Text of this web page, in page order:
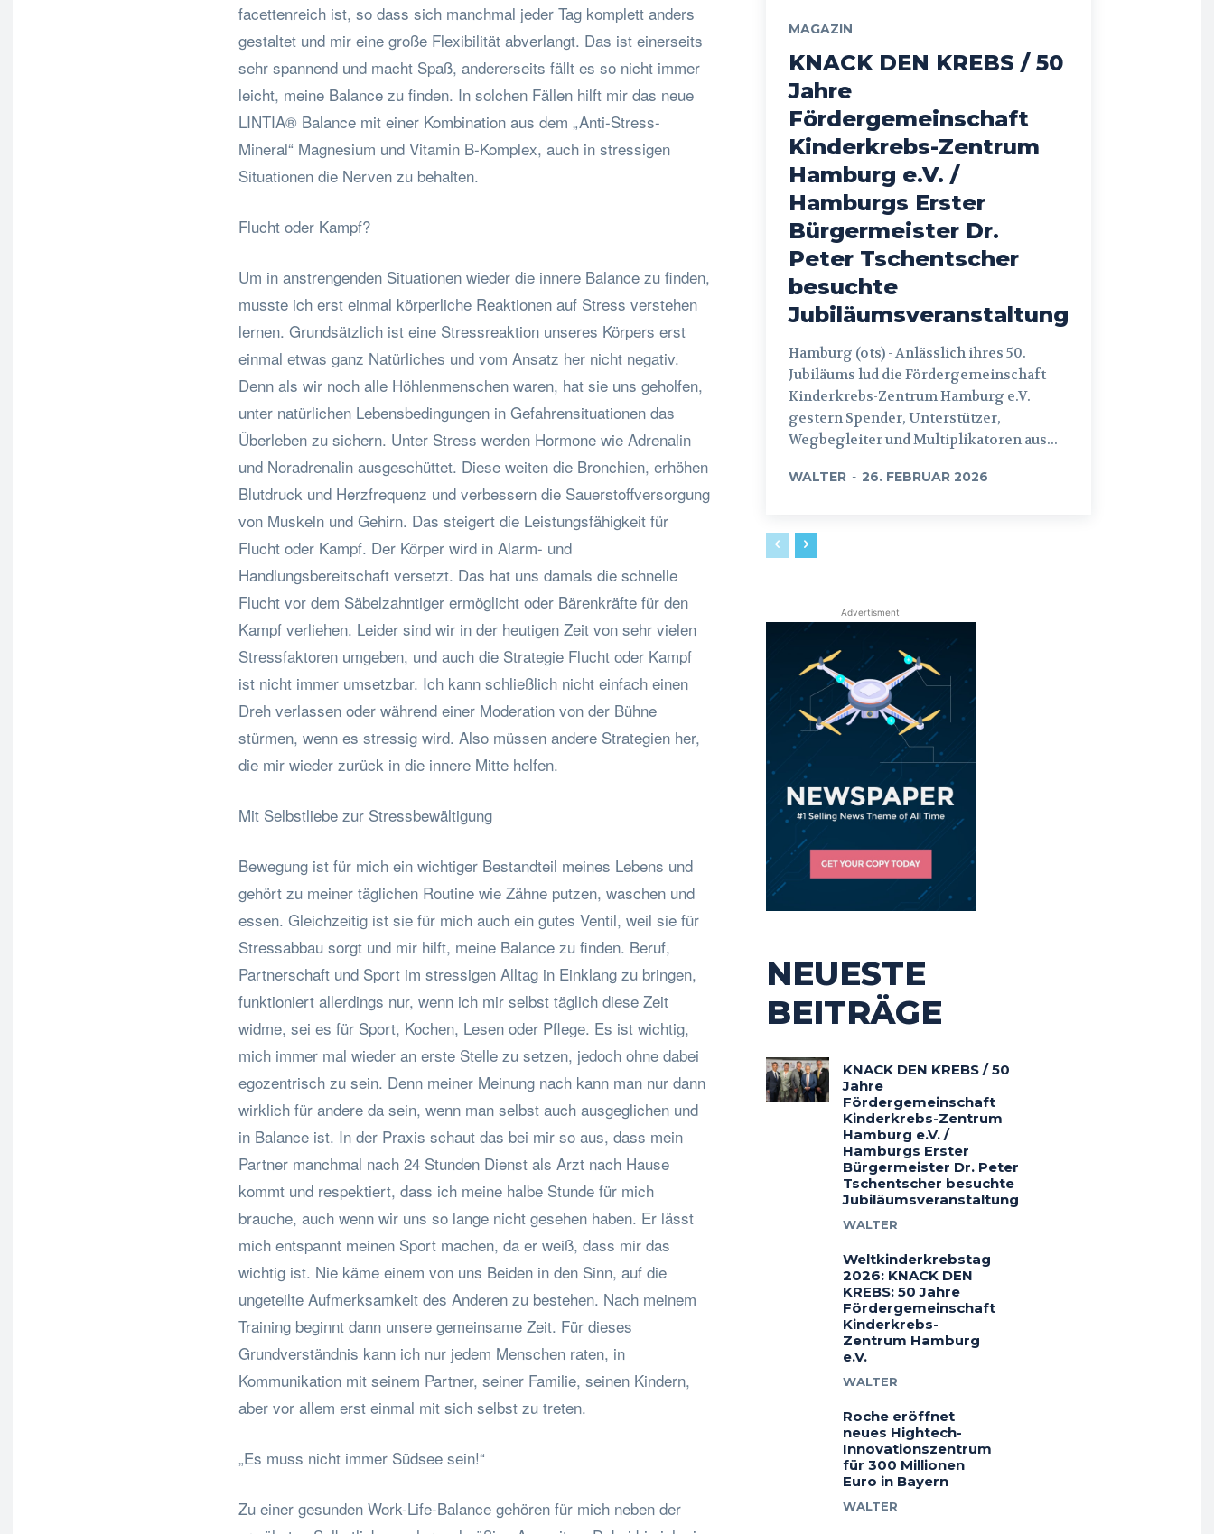
facettenreich ist, so dass sich manchmal jeder Tag komplett anders
gestaltet und mir eine große Flexibilität abverlangt. Das ist einerseits
sehr spannend und macht Spaß, andererseits fällt es so nicht immer
leicht, meine Balance zu finden. In solchen Fällen hilft mir das neue
LINTIA® Balance mit einer Kombination aus dem „Anti-Stress-
Mineral“ Magnesium und Vitamin B-Komplex, auch in stressigen
Situationen die Nerven zu behalten.
Flucht oder Kampf?
Um in anstrengenden Situationen wieder die innere Balance zu finden,
musste ich erst einmal körperliche Reaktionen auf Stress verstehen
lernen. Grundsätzlich ist eine Stressreaktion unseres Körpers erst
einmal etwas ganz Natürliches und vom Ansatz her nicht negativ.
Denn als wir noch alle Höhlenmenschen waren, hat sie uns geholfen,
unter natürlichen Lebensbedingungen in Gefahrensituationen das
Überleben zu sichern. Unter Stress werden Hormone wie Adrenalin
und Noradrenalin ausgeschüttet. Diese weiten die Bronchien, erhöhen
Blutdruck und Herzfrequenz und verbessern die Sauerstoffversorgung
von Muskeln und Gehirn. Das steigert die Leistungsfähigkeit für
Flucht oder Kampf. Der Körper wird in Alarm- und
Handlungsbereitschaft versetzt. Das hat uns damals die schnelle
Flucht vor dem Säbelzahntiger ermöglicht oder Bärenkräfte für den
Kampf verliehen. Leider sind wir in der heutigen Zeit von sehr vielen
Stressfaktoren umgeben, und auch die Strategie Flucht oder Kampf
ist nicht immer umsetzbar. Ich kann schließlich nicht einfach einen
Dreh verlassen oder während einer Moderation von der Bühne
stürmen, wenn es stressig wird. Also müssen andere Strategien her,
die mir wieder zurück in die innere Mitte helfen.
Mit Selbstliebe zur Stressbewältigung
Bewegung ist für mich ein wichtiger Bestandteil meines Lebens und
gehört zu meiner täglichen Routine wie Zähne putzen, waschen und
essen. Gleichzeitig ist sie für mich auch ein gutes Ventil, weil sie für
Stressabbau sorgt und mir hilft, meine Balance zu finden. Beruf,
Partnerschaft und Sport im stressigen Alltag in Einklang zu bringen,
funktioniert allerdings nur, wenn ich mir selbst täglich diese Zeit
widme, sei es für Sport, Kochen, Lesen oder Pflege. Es ist wichtig,
mich immer mal wieder an erste Stelle zu setzen, jedoch ohne dabei
egozentrisch zu sein. Denn meiner Meinung nach kann man nur dann
wirklich für andere da sein, wenn man selbst auch ausgeglichen und
in Balance ist. In der Praxis schaut das bei mir so aus, dass mein
Partner manchmal nach 24 Stunden Dienst als Arzt nach Hause
kommt und respektiert, dass ich meine halbe Stunde für mich
brauche, auch wenn wir uns so lange nicht gesehen haben. Er lässt
mich entspannt meinen Sport machen, da er weiß, dass mir das
wichtig ist. Nie käme einem von uns Beiden in den Sinn, auf die
ungeteilte Aufmerksamkeit des Anderen zu bestehen. Nach meinem
Training beginnt dann unsere gemeinsame Zeit. Für dieses
Grundverständnis kann ich nur jedem Menschen raten, in
Kommunikation mit seinem Partner, seiner Familie, seinen Kindern,
aber vor allem erst einmal mit sich selbst zu treten.
„Es muss nicht immer Südsee sein!“
Zu einer gesunden Work-Life-Balance gehören für mich neben der
MAGAZIN
KNACK DEN KREBS / 50
Jahre
Fördergemeinschaft
Kinderkrebs-Zentrum
Hamburg e.V. /
Hamburgs Erster
Bürgermeister Dr.
Peter Tschentscher
besuchte
Jubiläumsveranstaltung
Hamburg (ots) - Anlässlich ihres 50.
Jubiläums lud die Fördergemeinschaft
Kinderkrebs-Zentrum Hamburg e.V.
gestern Spender, Unterstützer,
Wegbegleiter und Multiplikatoren aus...
WALTER - 26. FEBRUAR 2026
Advertisment
NEUESTE
BEITRÄGE
KNACK DEN KREBS / 50
Jahre
Fördergemeinschaft
Kinderkrebs-Zentrum
Hamburg e.V. /
Hamburgs Erster
Bürgermeister Dr. Peter
Tschentscher besuchte
Jubiläumsveranstaltung
WALTER
Weltkinderkrebstag
2026: KNACK DEN
KREBS: 50 Jahre
Fördergemeinschaft
Kinderkrebs-
Zentrum Hamburg
e.V.
WALTER
Roche eröffnet
neues Hightech-
Innovationszentrum
für 300 Millionen
Euro in Bayern
WALTER